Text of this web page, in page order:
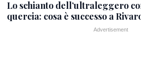
Lo schianto dell’ultraleggero
quercia: cosa è successo a